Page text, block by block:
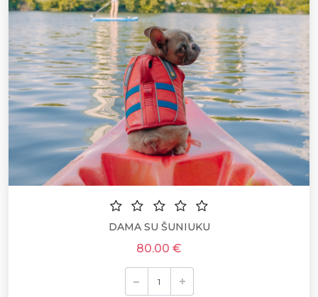
DAMA SU ŠUNIUKU
80.00 €